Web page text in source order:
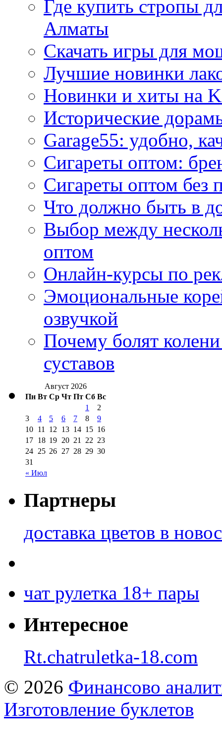
Где купить стропы
Алматы
Скачать игры для
Лучшие новинки
Новинки и хиты на
Исторические
Garage55: удобно,
Сигареты оптом:
Сигареты оптом без
Что должно быть в
Выбор между
оптом
Онлайн-курсы по
Эмоциональные
озвучкой
Почему болят
суставов
Август 2026
Пн Вт Ср Чт Пт Сб Вс
« Июл
1
2
3
4 5 6 7 8
9
10 11 12 13 14 15 16
17 18 19 20 21 22 23
24 25 26 27 28 29 30
31
Партнеры
доставка цветов в
чат рулетка 18+ пары
Интересное
Rt.chatruletka-18.com
© 2026 Финансово
Изготовление буклетов